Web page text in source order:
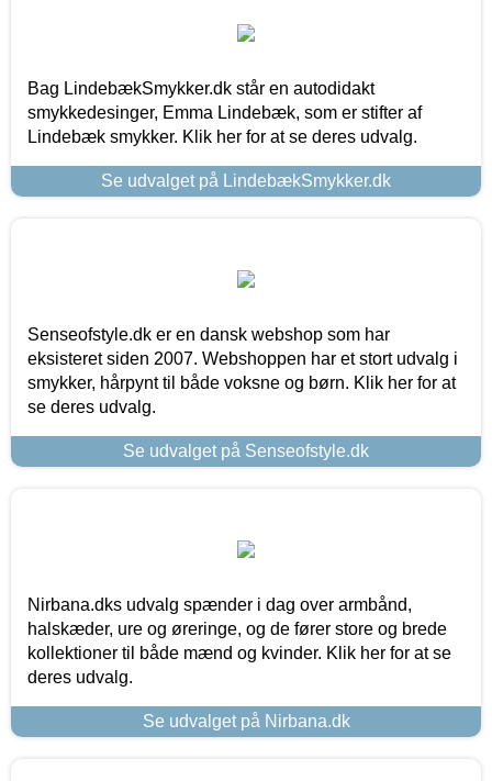
Bag LindebækSmykker.dk står en autodidakt
smykkedesinger, Emma Lindebæk, som er stifter af
Lindebæk smykker. Klik her for at se deres udvalg.
Se udvalget på LindebækSmykker.dk
Senseofstyle.dk er en dansk webshop som har
eksisteret siden 2007. Webshoppen har et stort udvalg i
smykker, hårpynt til både voksne og børn. Klik her for at
se deres udvalg.
Se udvalget på Senseofstyle.dk
Nirbana.dks udvalg spænder i dag over armbånd,
halskæder, ure og øreringe, og de fører store og brede
kollektioner til både mænd og kvinder. Klik her for at se
deres udvalg.
Se udvalget på Nirbana.dk